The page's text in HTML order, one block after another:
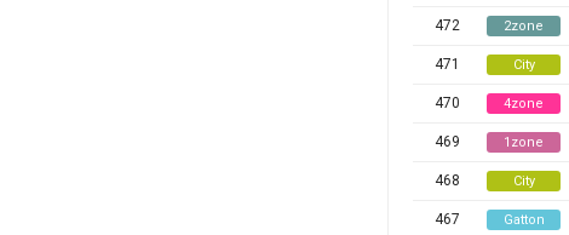
472 2zone
471 City
470 4zone
469 1zone
468 City
467 Gatton